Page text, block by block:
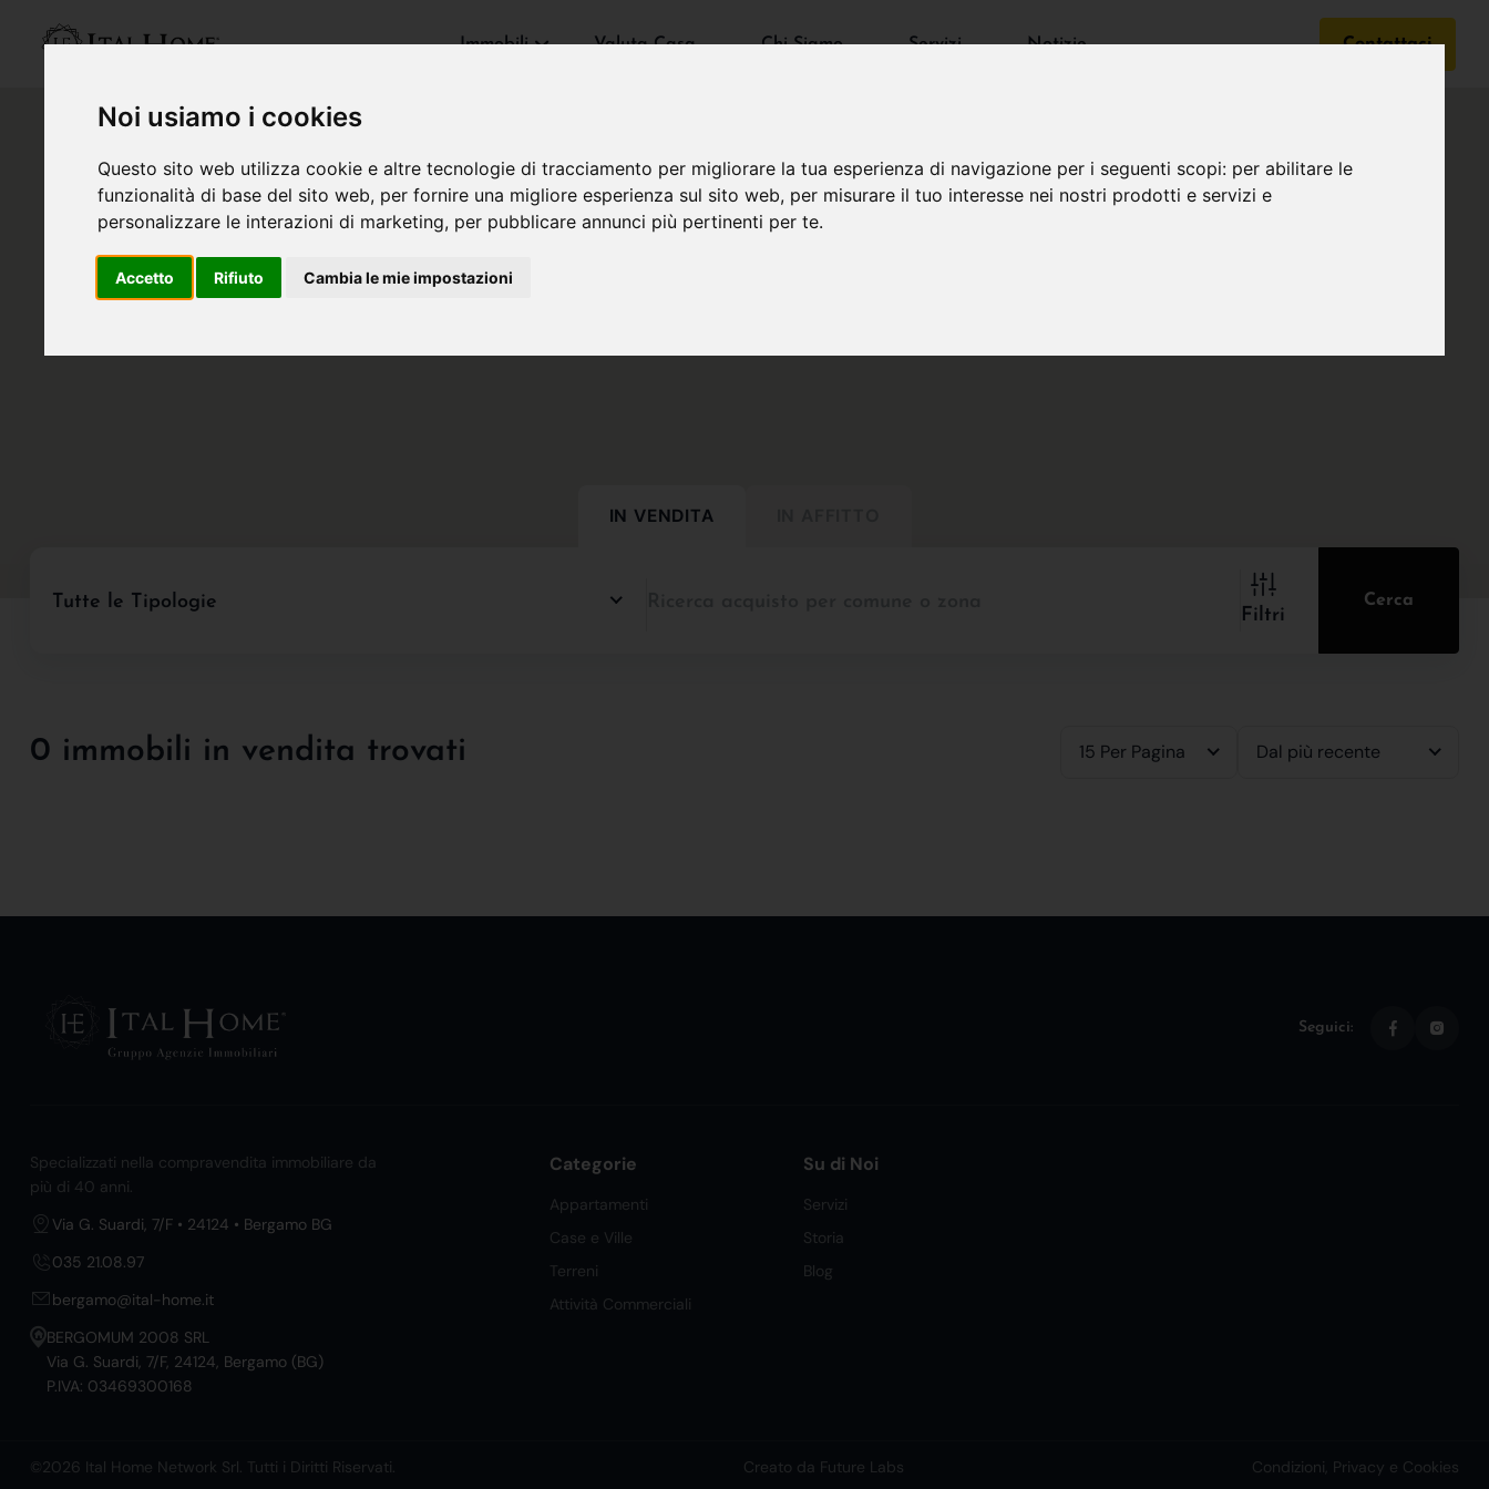
Noi usiamo i cookies
Questo sito web utilizza cookie e altre tecnologie di tracciamento per migliorare la tua esperienza di navigazione per i seguenti scopi: per abilitare le
funzionalità di base del sito web, per fornire una migliore esperienza sul sito web, per misurare il tuo interesse nei nostri prodotti e servizi e
personalizzare le interazioni di marketing, per pubblicare annunci più pertinenti per te.
Accetto Rifiuto Cambia le mie impostazioni
Immobili Valuta Casa Chi Siamo Servizi Notizie Contattaci
IN VENDITA
Tutte le Tipologie
Filtri
Cerca
0 immobili in vendita trovati 15 Per Pagina Dal più recente
Seguici:
Specializzati nella compravendita immobiliare da
più di 40 anni.
Via G. Suardi, 7/F • 24124 • Bergamo BG
035 21.08.97
bergamo@ital-home.it
BERGOMUM 2008 SRL
Via G. Suardi, 7/F, 24124, Bergamo (BG)
P.IVA: 03469300168
Categorie
Appartamenti
Case e Ville
Terreni
Attività Commerciali
Su di Noi
Servizi
Storia
Blog
©2026 Ital Home Network Srl. Tutti i Diritti Riservati. Creato da Future Labs Condizioni, Privacy e Cookies